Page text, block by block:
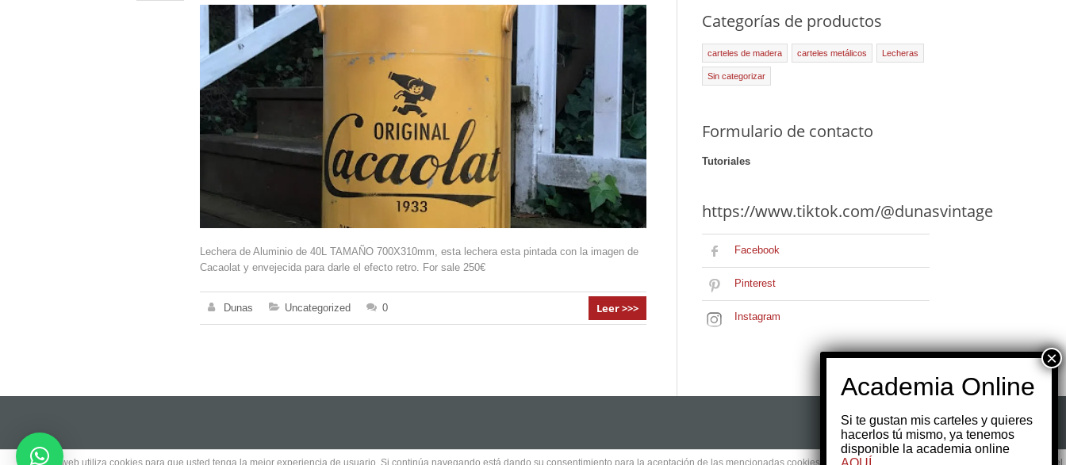
Lechera de Aluminio de 40L TAMAÑO 700X310mm, esta lechera esta pintada con la imagen de
Cacaolat y envejecida para darle el efecto retro. For sale 250€
Dunas Uncategorized 0 Leer >>>
Categorías de productos
carteles de madera carteles metálicos Lecheras
Sin categorizar
Formulario de contacto
Tutoriales
https://www.tiktok.com/@dunasvintage
Facebook
Pinterest
Instagram
Este sitio web utiliza cookies para que usted tenga la mejor experiencia de usuario. Si continúa navegando está dando su consentimiento para la aceptación de las mencionadas cookies y la aceptación de nuestra , pinche el
Si te gustan mis carteles y quieres
hacerlos tú mismo, ya tenemos
disponible la academia online